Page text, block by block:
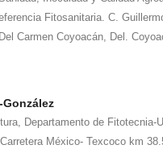
Fitosanitaria. C.
Carmen Coyoacán, Del.
Departamento de Fitotecnia-
México- Texcoco km